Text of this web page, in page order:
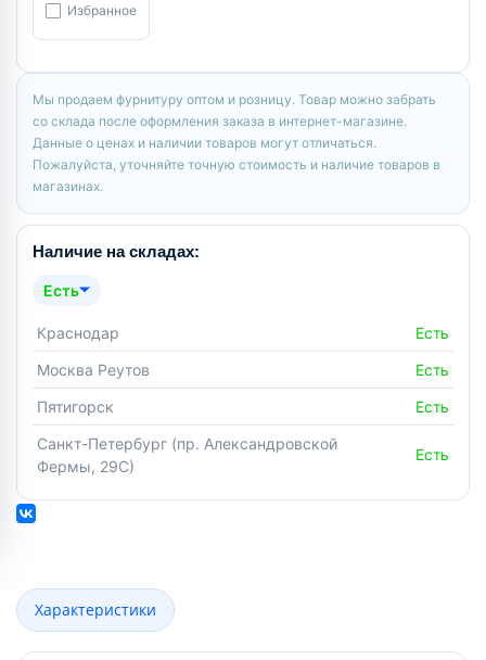
Избранное
Мы продаем фурнитуру оптом и розницу. Товар можно забрать
со склада после оформления заказа в интернет-магазине.
Данные о ценах и наличии товаров могут отличаться.
Пожалуйста, уточняйте точную стоимость и наличие товаров в
магазинах.
Наличие на складах:
Есть
Краснодар
Есть
Москва Реутов
Есть
Пятигорск
Есть
Санкт-Петербург (пр. Александровской
Фермы, 29С)
Есть
Характеристики